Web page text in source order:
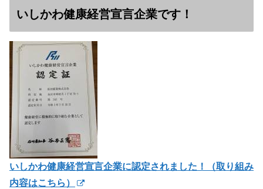
いしかわ健康経営宣言企業です！
いしかわ健康経営宣言企業に認定されました！（取り組み
内容はこちら）